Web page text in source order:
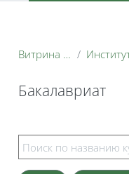
Витрина курсов 3KL
Бакалавриат